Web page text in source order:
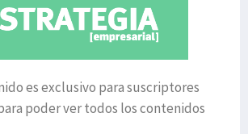
es exclusivo para suscriptores
poder ver todos los contenidos